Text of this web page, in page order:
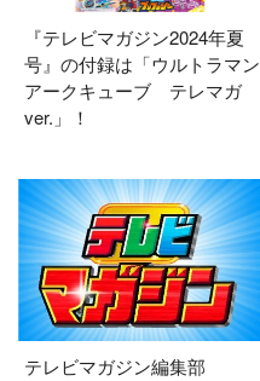
『テレビマガジン2024年夏
号』の付録は「ウルトラマン
アークキューブ テレマガ
ver.」！
テレビマガジン編集部